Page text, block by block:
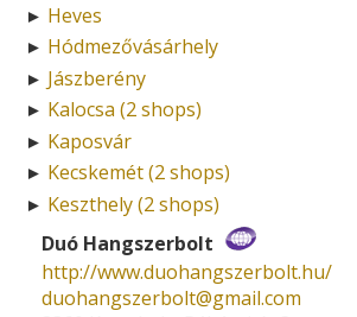
► Heves
► Hódmezővásárhely
► Jászberény
► Kalocsa (2 shops)
► Kaposvár
► Kecskemét (2 shops)
► Keszthely (2 shops)
Duó Hangszerbolt
http://www.duohangszerbolt.hu/
duohangszerbolt­@­gmail.com